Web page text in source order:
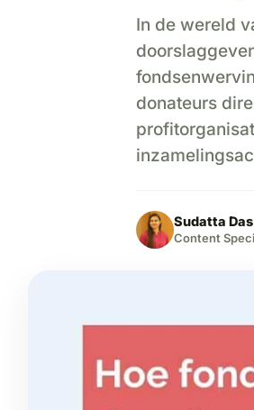
In de wereld
donateurs
Sudatta Das
Content